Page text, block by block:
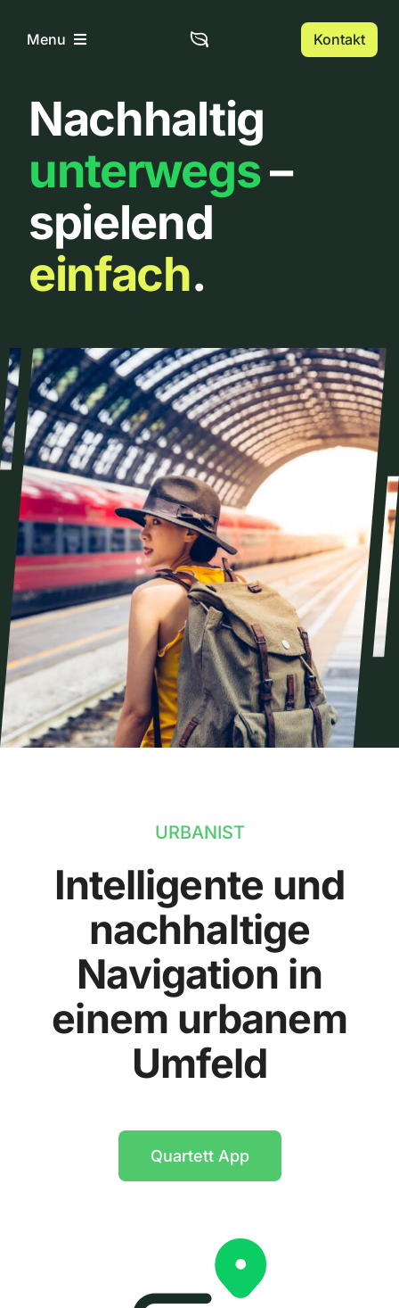
InhaltMenu
Home
Über uns
Urbanlist
Kontakt
Nachhaltig
unterwegs–
spielend
einfach.
URBANIST
Intelligente und
nachhaltige
Navigation in
einem urbanem
Umfeld
Quartett App